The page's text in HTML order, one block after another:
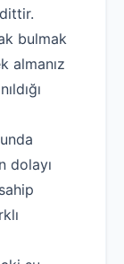
bulmak
almanız
dolayı